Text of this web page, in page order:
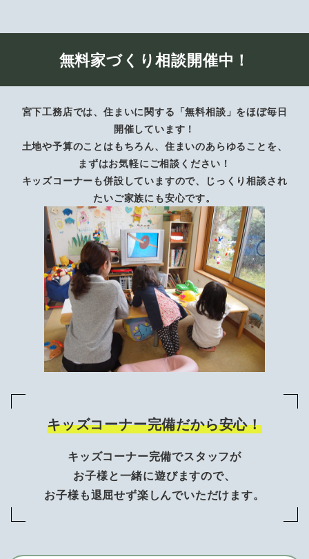
無料家づくり相談開催中！
宮下工務店では、住まいに関する「無料相談」をほぼ毎日
開催しています！
土地や予算のことはもちろん、住まいのあらゆることを、
まずはお気軽にご相談ください！
キッズコーナーも併設していますので、じっくり相談され
たいご家族にも安心です。
キッズコーナー完備だから安心！
キッズコーナー完備でスタッフが
お子様と一緒に遊びますので、
お子様も退屈せず楽しんでいただけます。